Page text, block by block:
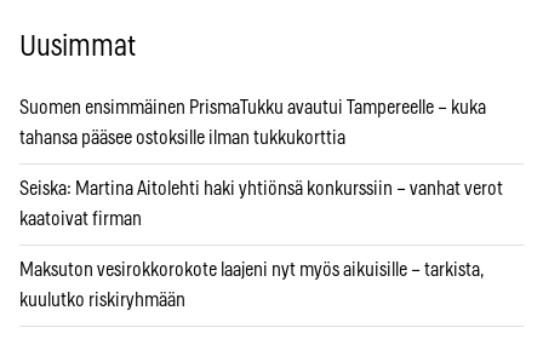
Uusimmat
Suomen ensimmäinen PrismaTukku avautui Tampereelle – kuka
tahansa pääsee ostoksille ilman tukkukorttia
Seiska: Martina Aitolehti haki yhtiönsä konkurssiin – vanhat verot
kaatoivat firman
Maksuton vesirokkorokote laajeni nyt myös aikuisille – tarkista,
kuulutko riskiryhmään